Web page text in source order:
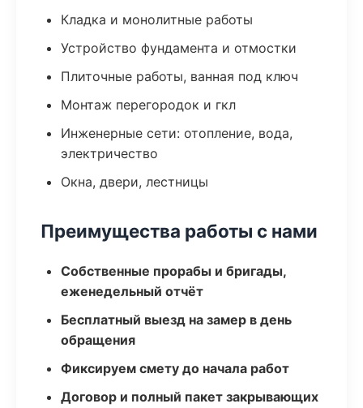
Кладка и монолитные работы
Устройство фундамента и отмостки
Плиточные работы, ванная под ключ
Монтаж перегородок и гкл
Инженерные сети: отопление, вода,
электричество
Окна, двери, лестницы
Преимущества работы с нами
Собственные прорабы и бригады,
еженедельный отчёт
Бесплатный выезд на замер в день
обращения
Фиксируем смету до начала работ
Договор и полный пакет закрывающих